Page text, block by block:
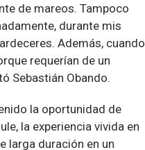
de mareos. Tampoco
durante mis
Además, cuando
requerían de un
Sebastián Obando.
la oportunidad de
la experiencia vivida en
larga duración en un